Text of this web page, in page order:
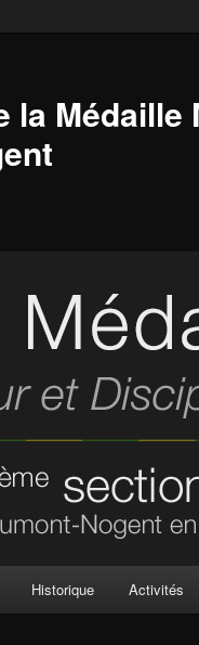
la
Historique Activités